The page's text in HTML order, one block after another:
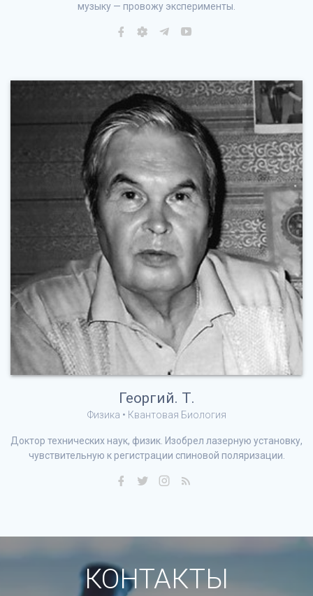
музыку — провожу эксперименты.
Георгий. Т.
Физика • Квантовая Биология
Доктор технических наук, физик. Изобрел лазерную установку,
чувствительную к регистрации спиновой поляризации.
КОНТАКТЫ